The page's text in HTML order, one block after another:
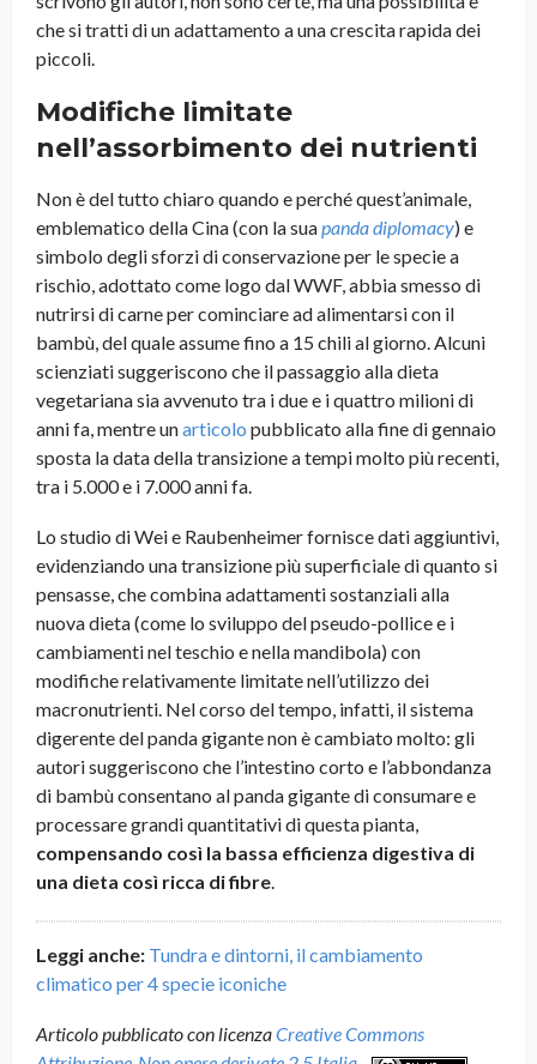
che si tratti di un adattamento a una crescita rapida dei
piccoli.
Modifiche limitate
nell’assorbimento dei nutrienti
Non è del tutto chiaro quando e perché quest’animale,
emblematico della Cina (con la suapanda diplomacy) e
simbolo degli sforzi di conservazione per le specie a
rischio, adottato come logo dal WWF, abbia smesso di
nutrirsi di carne per cominciare ad alimentarsi con il
bambù, del quale assume fino a 15 chili al giorno. Alcuni
scienziati suggeriscono che il passaggio alla dieta
vegetariana sia avvenuto tra i due e i quattro milioni di
anni fa, mentre unarticolo pubblicato alla fine di gennaio
sposta la data della transizione a tempi molto più recenti,
tra i 5.000 e i 7.000 anni fa.
Lo studio di Wei e Raubenheimer fornisce dati aggiuntivi,
evidenziando una transizione più superficiale di quanto si
pensasse, che combina adattamenti sostanziali alla
nuova dieta (come lo sviluppo del pseudo-pollice e i
cambiamenti nel teschio e nella mandibola) con
modifiche relativamente limitate nell’utilizzo dei
macronutrienti. Nel corso del tempo, infatti, il sistema
digerente del panda gigante non è cambiato molto: gli
autori suggeriscono che l’intestino corto e l’abbondanza
di bambù consentano al panda gigante di consumare e
processare grandi quantitativi di questa pianta,
compensando così la bassa efficienza digestiva di
una dieta così ricca di fibre.
Leggi anche: Tundra e dintorni, il cambiamento
climatico per 4 specie iconiche
Articolo pubblicato con licenzaCreative Commons